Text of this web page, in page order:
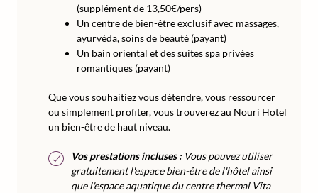
(supplément de 13,50€/pers)
Un centre de bien-être exclusif avec massages,
ayurvéda, soins de beauté (payant)
Un bain oriental et des suites spa privées
romantiques (payant)
Que vous souhaitiez vous détendre, vous ressourcer
ou simplement profiter, vous trouverez au Nouri Hotel
un bien-être de haut niveau.
Vos prestations incluses :Vous pouvez utiliser
gratuitement l'espace bien-être de l'hôtel ainsi
que l'espace aquatique du centre thermal Vita